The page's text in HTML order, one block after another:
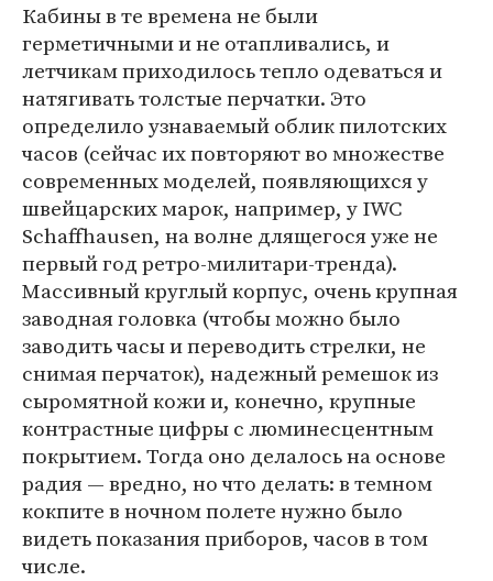
Кабины в те времена не были
герметичными и не отапливались, и
летчикам приходилось тепло одеваться и
натягивать толстые перчатки. Это
определило узнаваемый облик пилотских
часов (сейчас их повторяют во множестве
современных моделей, появляющихся у
швейцарских марок, например, у IWC
Schaffhausen, на волне длящегося уже не
первый год ретро-милитари-тренда).
Массивный круглый корпус, очень крупная
заводная головка (чтобы можно было
заводить часы и переводить стрелки, не
снимая перчаток), надежный ремешок из
сыромятной кожи и, конечно, крупные
контрастные цифры с люминесцентным
покрытием. Тогда оно делалось на основе
радия — вредно, но что делать: в темном
кокпите в ночном полете нужно было
видеть показания приборов, часов в том
числе.